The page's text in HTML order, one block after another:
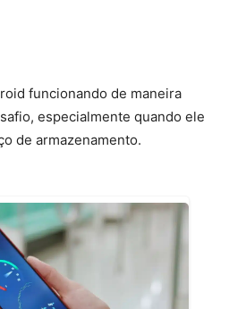
funcionando de maneira
especialmente quando ele
de armazenamento.